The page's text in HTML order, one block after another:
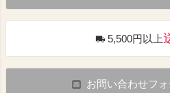
5,500円以上
お問い合わせフ